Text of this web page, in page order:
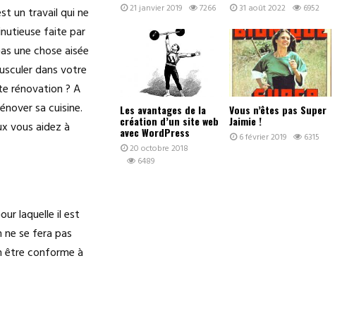
un travail qui ne
faite par
une chose aisée
dans votre
rénovation ? A
sa cuisine.
vous aidez à
laquelle il est
ne se fera pas
être conforme à
21 janvier 2019 7266 31 août 2022 6952
Les avantages de la
création d’un site web
avec WordPress
20 octobre 2018
6489
Vous n’êtes pas Super
Jaimie !
6 février 2019 6315